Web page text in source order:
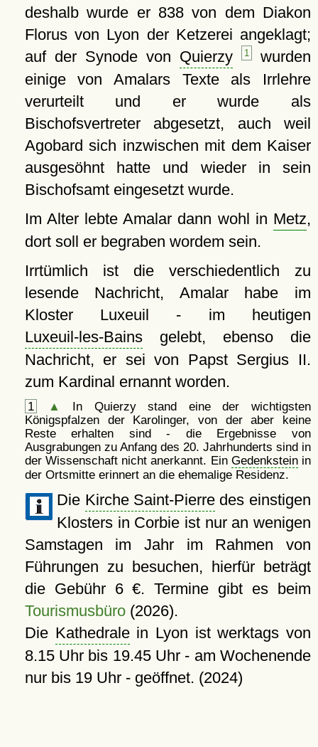
deshalb wurde er 838 von dem Diakon
Florus von Lyon der Ketzerei angeklagt;
auf der Synode von Quierzy 1 wurden
einige von Amalars Texte als Irrlehre
verurteilt und er wurde als
Bischofsvertreter abgesetzt, auch weil
Agobard sich inzwischen mit dem Kaiser
ausgesöhnt hatte und wieder in sein
Bischofsamt eingesetzt wurde.
Im Alter lebte Amalar dann wohl in Metz,
dort soll er begraben wordem sein.
Irrtümlich ist die verschiedentlich zu
lesende Nachricht, Amalar habe im
Kloster Luxeuil - im heutigen
Luxeuil-les-Bainsgelebt, ebenso die
Nachricht, er sei von Papst Sergius II.
zum Kardinal ernannt worden.
1 ▲
In Quierzy stand eine der wichtigsten
Königspfalzen der Karolinger, von der aber keine
Reste erhalten sind - die Ergebnisse von
Ausgrabungen zu Anfang des 20. Jahrhunderts sind in
der Wissenschaft nicht anerkannt. Ein Gedenksteinin
der Ortsmitte erinnert an die ehemalige Residenz.
Die Kirche Saint-Pierredes einstigen
Klosters in Corbie ist nur an wenigen
Samstagen im Jahr im Rahmen von
Führungen zu besuchen, hierfür beträgt
die Gebühr 6 €. Termine gibt es beim
Tourismusbüro(2026).
Die Kathedralein Lyon ist werktags von
8.15 Uhr bis 19.45 Uhr - am Wochenende
nur bis 19 Uhr - geöffnet. (2024)